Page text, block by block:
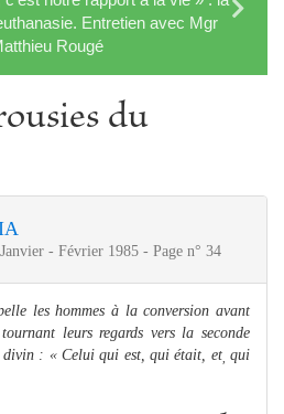
Entretien avec Mgr
Rougé
du
- Février 1985 - Page n° 34
les hommes à la conversion avant
leurs regards vers la seconde
divin : « Celui qui est, qui était, et, qui